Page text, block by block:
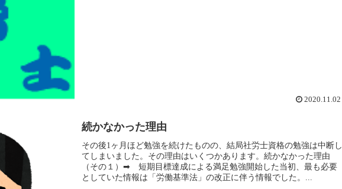
2020.11.02
続かなかった理由
その後1ヶ月ほど勉強を続けたものの、結局社労士資格の勉強は中断し
てしまいました。その理由はいくつかあります。続かなかった理由
（その１）➡ 短期目標達成による満足勉強開始した当初、最も必要
としていた情報は「労働基準法」の改正に伴う情報でした。...